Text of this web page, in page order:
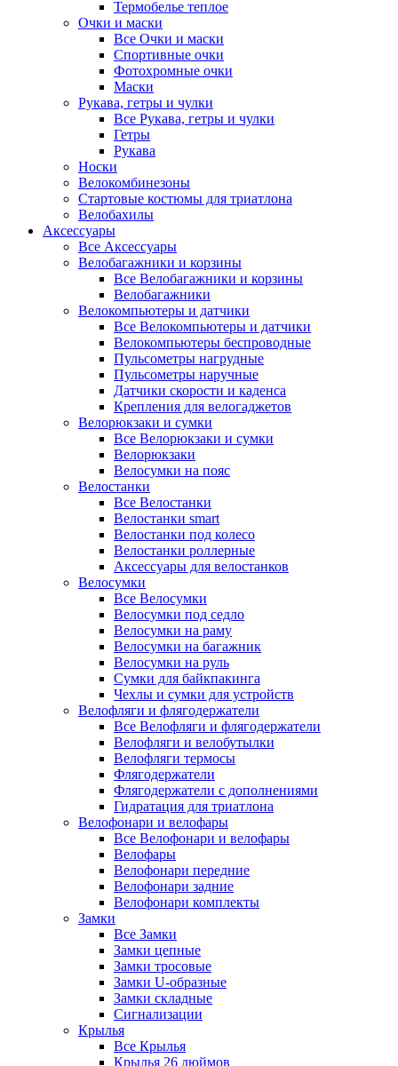
Термобелье теплое
Очки и маски
Все Очки и маски
Спортивные очки
Фотохромные очки
Маски
Рукава, гетры и чулки
Все Рукава, гетры и чулки
Гетры
Рукава
Носки
Велокомбинезоны
Стартовые костюмы для триатлона
Велобахилы
Аксессуары
Все Аксессуары
Велобагажники и корзины
Все Велобагажники и корзины
Велобагажники
Велокомпьютеры и датчики
Все Велокомпьютеры и датчики
Велокомпьютеры беспроводные
Пульсометры нагрудные
Пульсометры наручные
Датчики скорости и каденса
Крепления для велогаджетов
Велорюкзаки и сумки
Все Велорюкзаки и сумки
Велорюкзаки
Велосумки на пояс
Велостанки
Все Велостанки
Велостанки smart
Велостанки под колесо
Велостанки роллерные
Аксессуары для велостанков
Велосумки
Все Велосумки
Велосумки под седло
Велосумки на раму
Велосумки на багажник
Велосумки на руль
Сумки для байкпакинга
Чехлы и сумки для устройств
Велофляги и флягодержатели
Все Велофляги и флягодержатели
Велофляги и велобутылки
Велофляги термосы
Флягодержатели
Флягодержатели с дополнениями
Гидратация для триатлона
Велофонари и велофары
Все Велофонари и велофары
Велофары
Велофонари передние
Велофонари задние
Велофонари комплекты
Замки
Все Замки
Замки цепные
Замки тросовые
Замки U-образные
Замки складные
Сигнализации
Крылья
Все Крылья
Крылья 26 дюймов